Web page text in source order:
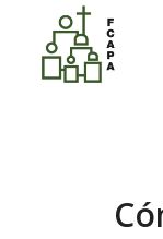
Últimas
Usted está aquí: